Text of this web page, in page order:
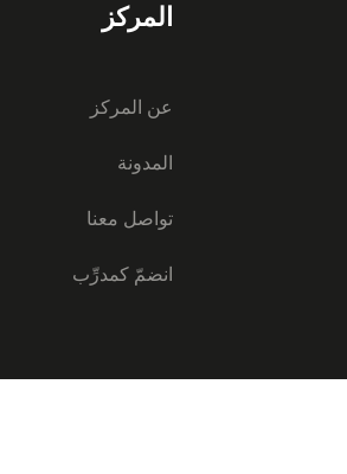
المركز
عن المركز
المدونة
تواصل معنا
انضمّ كمدرِّب